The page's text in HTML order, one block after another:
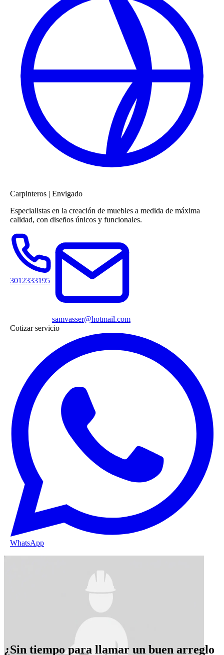
Carpinteros | Envigado
Especialistas en la creación de muebles a medida de máxima
calidad, con diseños únicos y funcionales.
3012333195
samvasser@hotmail.com
Cotizar servicio
WhatsApp
¿Sin tiempo para llamar un buen arreglo